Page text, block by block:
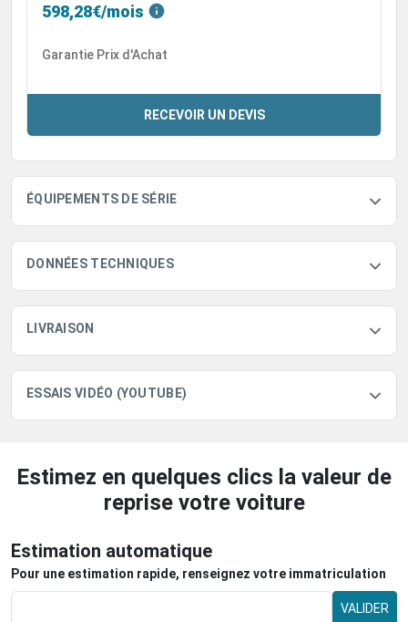
598,28€/mois
Garantie Prix d'Achat
RECEVOIR UN DEVIS
ÉQUIPEMENTS DE SÉRIE
DONNÉES TECHNIQUES
LIVRAISON
ESSAIS VIDÉO (YOUTUBE)
Estimez en quelques clics la valeur de
reprise votre voiture
Estimation automatique
Pour une estimation rapide, renseignez votre immatriculation
VALIDER